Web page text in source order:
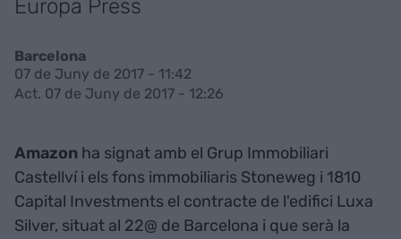
Europa Press
Barcelona
07 de Juny de 2017 - 11:42
Act. 07 de Juny de 2017 - 12:26
Amazon ha signat amb el Grup Immobiliari
Castellví i els fons immobiliaris Stoneweg i 1810
Capital Investments el contracte de l'edifici Luxa
Silver, situat al 22@ de Barcelona i que serà la